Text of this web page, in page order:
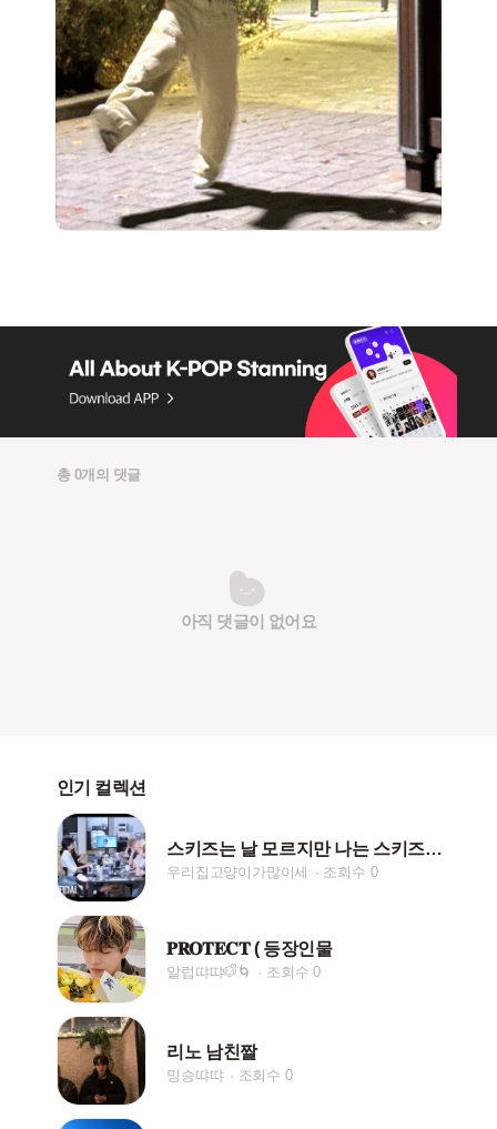
총 0개의 댓글
아직 댓글이 없어요
인기 컬렉션
스키즈는 날 모르지만 나는 스키즈를 안다♡
우리집고양이가많이세 조회수 0
𝐏𝐑𝐎𝐓𝐄𝐂𝐓 ( 등장인물
알럽땨땨🐶ᩚ🌀 조회수 0
리노 남친짤
밍승땨땨 조회수 0